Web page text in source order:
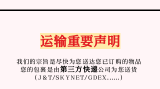
运输重要声明
我们的宗旨是尽快为您送达您已订购的物品
您的包裹是由第三方快递公司为您送货
(J&T/SKYNET/GDEX......)